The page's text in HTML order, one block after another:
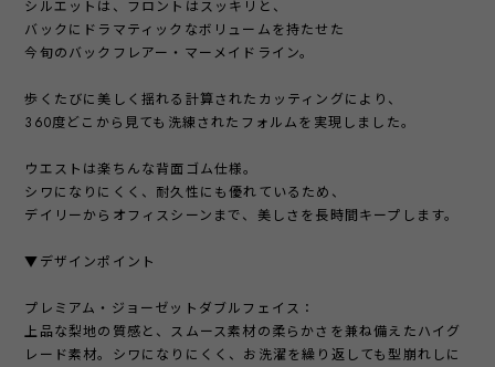
シルエットは、フロントはスッキリと、
バックにドラマティックなボリュームを持たせた
今旬のバックフレアー・マーメイドライン。
歩くたびに美しく揺れる計算されたカッティングにより、
360度どこから見ても洗練されたフォルムを実現しました。
ウエストは楽ちんな背面ゴム仕様。
シワになりにくく、耐久性にも優れているため、
デイリーからオフィスシーンまで、美しさを長時間キープします。
▼デザインポイント
プレミアム・ジョーゼットダブルフェイス：
上品な梨地の質感と、スムース素材の柔らかさを兼ね備えたハイグ
レード素材。シワになりにくく、お洗濯を繰り返しても型崩れしに